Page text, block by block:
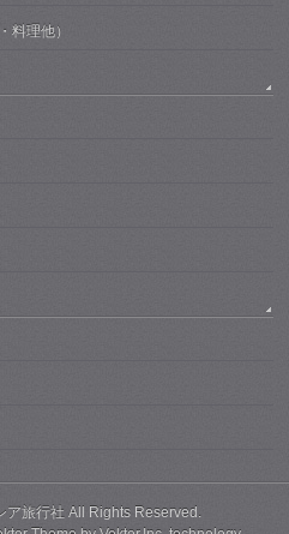
料理他）
ア旅行社All Rights Reserved.